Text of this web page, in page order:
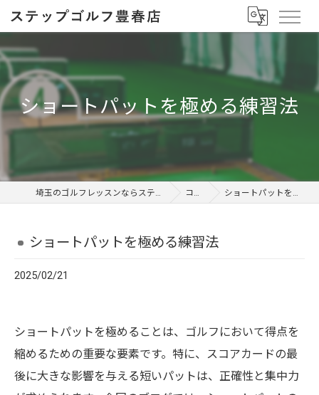
ショートパットを極める練習法
埼玉のゴルフレッスンならステップゴルフ 豊春店 コラム ショートパットを極める練習法
ショートパットを極める練習法
2025/02/21
ショートパットを極めることは、ゴルフにおいて得点を
縮めるための重要な要素です。特に、スコアカードの最
後に大きな影響を与える短いパットは、正確性と集中力